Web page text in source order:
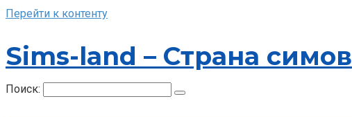
Перейти к контенту
Sims-land – Страна симов
Поиск: